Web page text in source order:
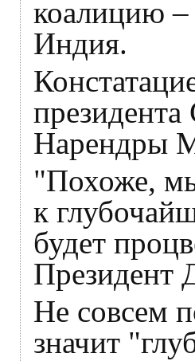
коалицию –
Индия.
Нарендры
"Похоже,
к
будет
Президент
Не совсем
значит